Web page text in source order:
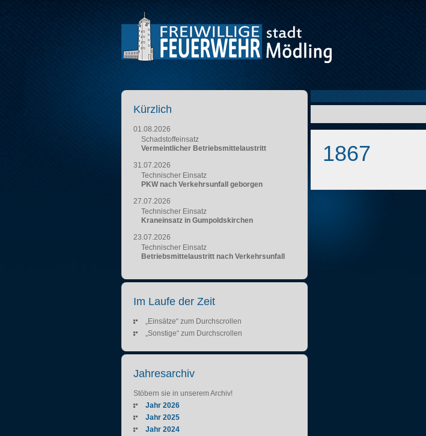
1867
Kürzlich
01.08.2026
Schadstoffeinsatz
Vermeintlicher Betriebsmittelaustritt
31.07.2026
Technischer Einsatz
PKW nach Verkehrsunfall geborgen
27.07.2026
Technischer Einsatz
Kraneinsatz in Gumpoldskirchen
23.07.2026
Technischer Einsatz
Betriebsmittelaustritt nach Verkehrsunfall
Im Laufe der Zeit
„Einsätze“ zum Durchscrollen
„Sonstige“ zum Durchscrollen
Jahresarchiv
Stöbern sie in unserem Archiv!
Jahr 2026
Jahr 2025
Jahr 2024